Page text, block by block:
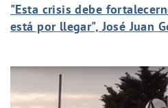
"Esta crisis debe
está por llegar", José Juan